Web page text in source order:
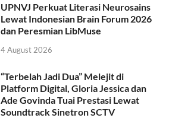
UPNVJ Perkuat Literasi Neurosains
Lewat Indonesian Brain Forum 2026
dan Peresmian LibMuse
4 August 2026
“Terbelah Jadi Dua” Melejit di
Platform Digital, Gloria Jessica dan
Ade Govinda Tuai Prestasi Lewat
Soundtrack Sinetron SCTV